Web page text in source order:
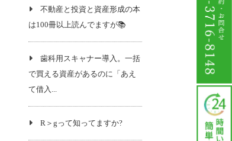
不動産と投資と資産形成の本
は100冊以上読んでますが📚️
歯科用スキャナー導入。一括
で買える資産があるのに「あえ
て借入...
R＞gって知ってますか?